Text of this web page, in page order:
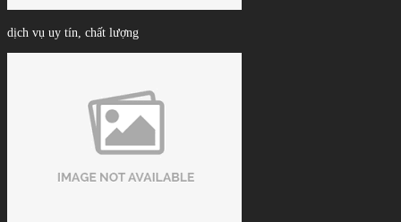
dịch vụ uy tín, chất lượng